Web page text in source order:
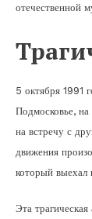
отечественной
5 октября 1991
Подмосковье,
на встречу с
движения
который выехал
Эта